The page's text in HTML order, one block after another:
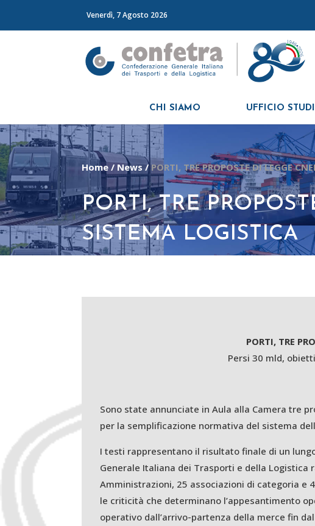
Venerdì, 7 Agosto 2026
CHI SIAMO UFFICIO STUDI
Home / News /PORTI, TRE PROPOSTE DI LEGGE
PORTI, TRE
SISTEMA LOGISTICA
PORTI, TRE
Persi 30 mld,
Sono state annunciate in Aula alla Camera tre
per la semplificazione normativa del sistema
I testi rappresentano il risultato finale di un
Generale Italiana dei Trasporti e della Logistica
Amministrazioni, 25 associazioni di categoria e
le criticità che determinano l’appesantimento
operativo dall’arrivo-partenza della merce fin